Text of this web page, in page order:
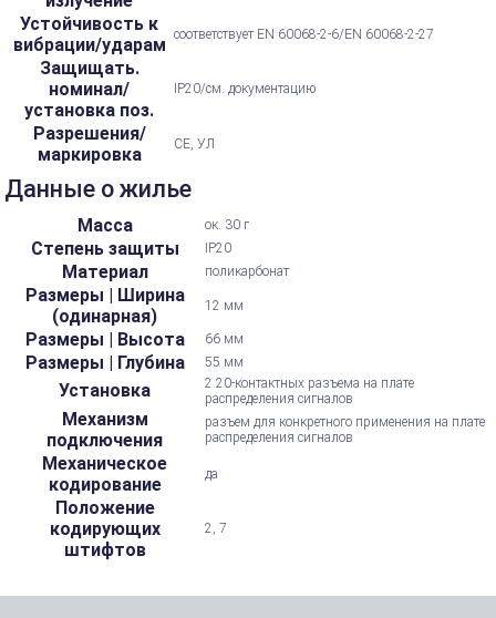
Устойчивость к
вибрации/ударам
соответствует EN 60068-2-6/EN 60068-2-27
Защищать.
номинал/
установка поз.
IP20/см. документацию
Разрешения/
маркировка
CE, УЛ
Данные о жилье
Масса ок. 30 г
Степень защиты IP20
Материал поликарбонат
Размеры | Ширина
(одинарная)
12 мм
Размеры | Высота 66 мм
Размеры | Глубина 55 мм
Установка
2 20-контактных разъема на плате
распределения сигналов
Механизм
подключения
разъем для конкретного применения на плате
распределения сигналов
Механическое
кодирование
да
Положение
кодирующих
штифтов
2, 7